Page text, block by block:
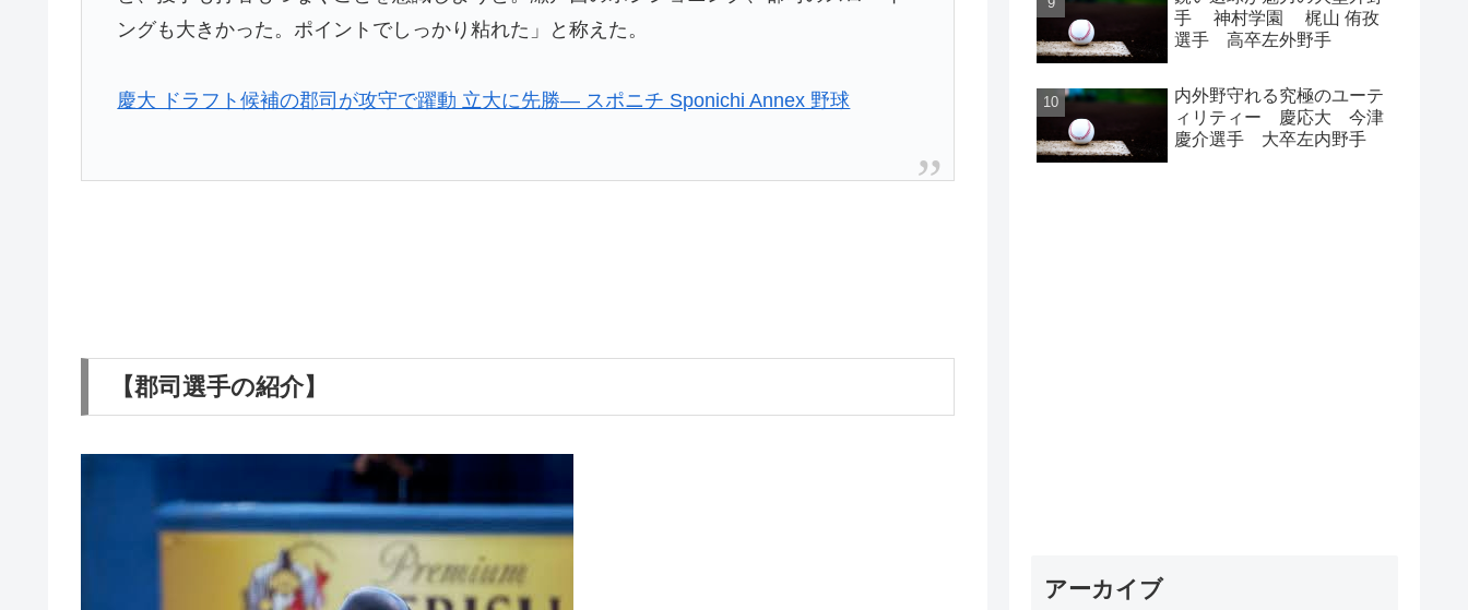
ングも大きかった。ポイントでしっかり粘れた」と称えた。
慶大 ドラフト候補の郡司が攻守で躍動 立大に先勝― スポニチ Sponichi Annex 野球
【郡司選手の紹介】
手 神村学園 梶山 侑孜
選手 高卒左外野手
内外野守れる究極のユーテ
ィリティー 慶応大 今津
慶介選手 大卒左内野手
アーカイブ